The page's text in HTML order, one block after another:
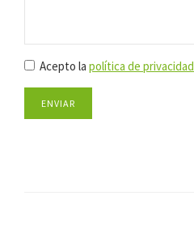
Acepto la política de privacidad
ENVIAR